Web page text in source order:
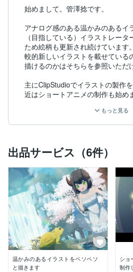
始めまして。管澤捻です。
アナログ感のある温かみのあるイ
（目指している）イラストレー
ため絵柄も更新され続けています
較的新しいイラストを載せている
描けるのかはそちらを参照いただ
主にClipStudioでイラストの製作
近はショートアニメの制作も始め
てご提供したいと考えています。
を検討して頂けると幸いです。ご
す。
またご依頼でなくても、何かご質
ッセージにてご連絡いただければ
ブル回避のため、要件がない、ま
ージについては返信しないことが
だけると幸いです。
もっと見る
出品サービス（6件）
温かみのあるイラストをペソペソ
と描きます
ショ
制作